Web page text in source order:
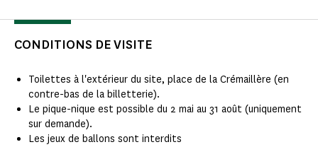
CONDITIONS DE VISITE
Toilettes à l'extérieur du site, place de la Crémaillère (en
contre-bas de la billetterie).
Le pique-nique est possible du 2 mai au 31 août (uniquement
sur demande).
Les jeux de ballons sont interdits